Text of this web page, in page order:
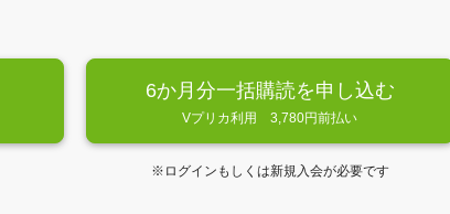
6か月分一括購読を申し込む
Vプリカ利用 3,780円前払い
※ログインもしくは新規入会が必要です